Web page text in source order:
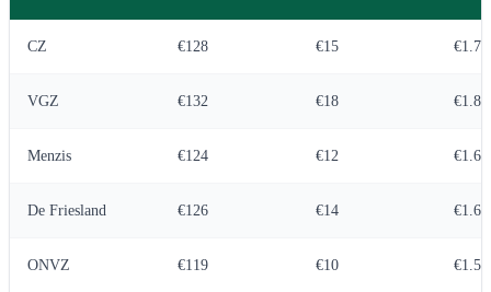
CZ €128 €15
VGZ €132 €18
Menzis €124 €12
De Friesland €126 €14
ONVZ €119 €10